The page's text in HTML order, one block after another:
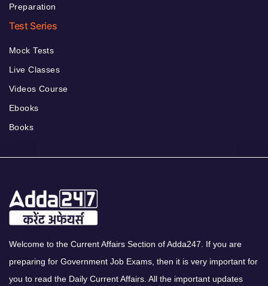
Preparation
Test Series
Mock Tests
Live Classes
Videos Course
Ebooks
Books
Welcome to the Current Affairs Section of Adda247. If you are
preparing for Government Job Exams, then it is very important for
you to read the Daily Current Affairs. All the important updates